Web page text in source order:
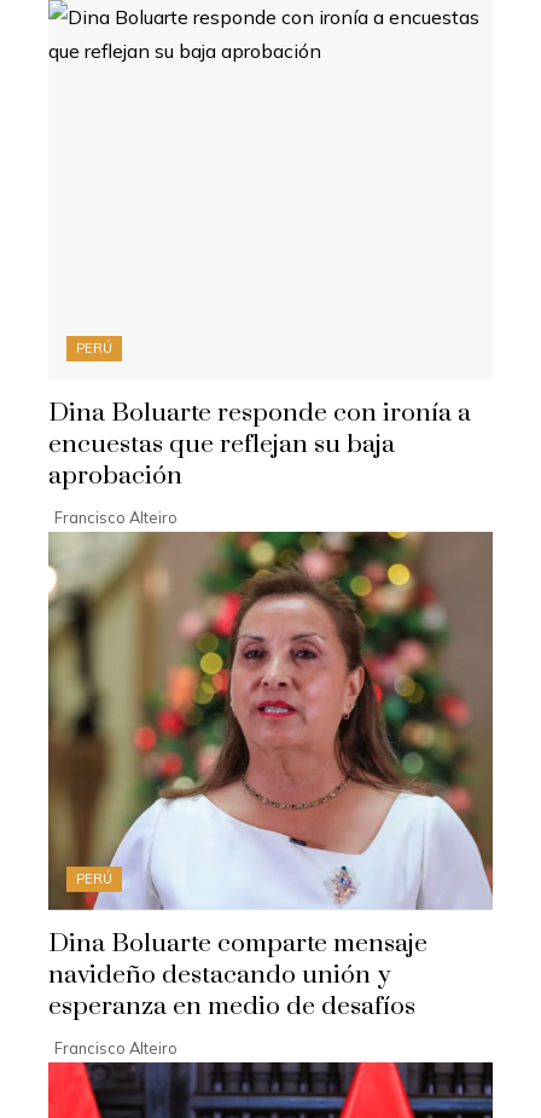
PERÚ
Dina Boluarte responde con ironía a
encuestas que reflejan su baja
aprobación
Francisco Alteiro
PERÚ
Dina Boluarte comparte mensaje
navideño destacando unión y
esperanza en medio de desafíos
Francisco Alteiro